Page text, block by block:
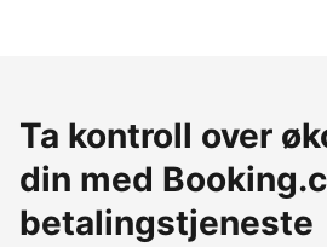
Ta kontroll over
din med
betalingstjeneste